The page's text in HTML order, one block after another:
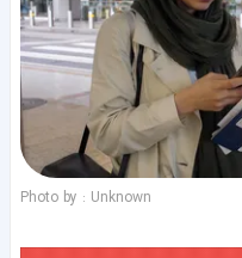
Photo by : Unknown